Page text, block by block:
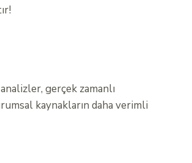
gerçek zamanlı
kaynakların daha verimli